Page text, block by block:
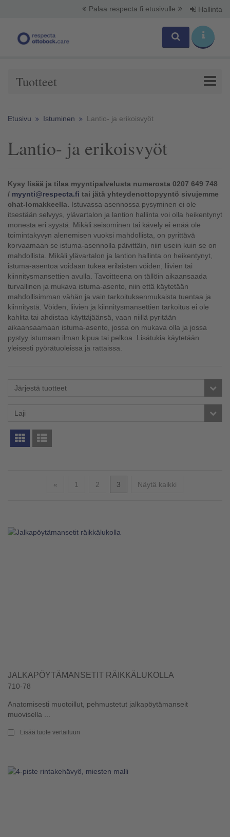
Palaa respecta.fi etusivulle Hallinta
Tuotteet
Etusivu Istuminen Lantio- ja erikoisvyöt
Lantio- ja erikoisvyöt
Kysy lisää ja tilaa myyntipalvelusta numerosta 0207 649 748
/ myynti@respecta.fi tai jätä yhteydenottopyyntö sivujemme
chat-lomakkeella. Istuvassa asennossa pysyminen ei ole
itsestään selvyys, ylävartalon ja lantion hallinta voi olla heikentynyt
monesta eri syystä. Mikäli seisominen tai kävely ei enää ole
toimintakyvyn alenemisen vuoksi mahdollista, on pyrittävä
korvaamaan se istuma-asennolla päivittäin, niin usein kuin se on
mahdollista. Mikäli ylävartalon ja lantion hallinta on heikentynyt,
istuma-asentoa voidaan tukea erilaisten vöiden, liivien tai
kiinnitysmansettien avulla. Tavoitteena on tällöin aikaansaada
turvallinen ja mukava istuma-asento, niin että käytetään
mahdollisimman vähän ja vain tarkoituksenmukaista tuentaa ja
kiinnitystä. Vöiden, liivien ja kiinnitysmansettien tarkoitus ei ole
kahlita tai ahdistaa käyttäjäänsä, vaan niillä pyritään
aikaansaamaan istuma-asento, jossa on mukava olla ja jossa
pystyy istumaan ilman kipua tai pelkoa. Lisätukia käytetään
yleisesti pyörätuoleissa ja rattaissa.
Järjestä tuotteet
Laji
« Edellinen
1 2 3 Näytä kaikki
JALKAPÖYTÄMANSETIT RÄIKKÄLUKOLLA
710-78
Anatomisesti muotoillut, pehmustetut jalkapöytämanseit
muovisella ...
Lisää tuote vertailuun